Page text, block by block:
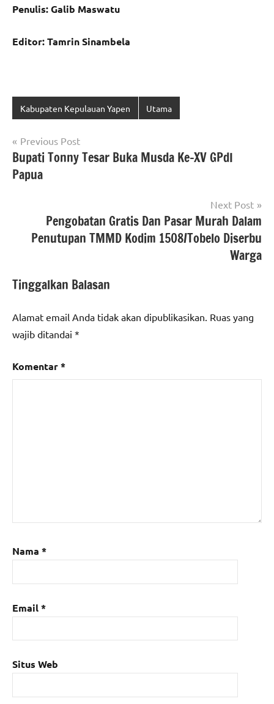
Penulis: Galib Maswatu
Editor: Tamrin Sinambela
Kabupaten Kepulauan Yapen Utama
Navigasi
pos
Previous Post
Bupati Tonny Tesar Buka Musda Ke-XV GPdI
Papua
Next Post
Pengobatan Gratis Dan Pasar Murah Dalam
Penutupan TMMD Kodim 1508/Tobelo Diserbu
Warga
Tinggalkan Balasan
Alamat email Anda tidak akan dipublikasikan. Ruas yang
wajib ditandai *
Komentar*
Nama *
Email*
Situs Web